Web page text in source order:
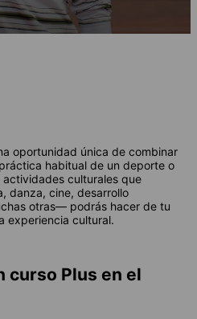
oportunidad única de combinar
habitual de un deporte o
culturales que
danza, cine, desarrollo
otras— podrás hacer de tu
experiencia cultural.
curso Plus en el